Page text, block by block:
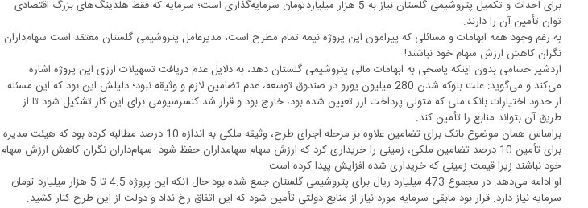
برای احداث و تکمیل پتروشیمی گلستان نیاز به 5 هزار میلیاردتومان سرمایه‌گذاری است؛ سرمایه‌ که فقط هلدینگ‌های بزرگ اقتصادی
توان تأمین آن را دارند.
به رغم وجود همه ابهامات و مسائلی که پیرامون این پروژه نیمه تمام مطرح است، مدیرعامل پتروشیمی گلستان معتقد است سهام‌داران
نگران کاهش ارزش سهام خود نباشند!
اردشیر حسامی بدون اینکه پاسخی به ابهامات مالی پتروشیمی گلستان دهد، به دلایل عدم دریافت تسهیلات ارزی این پروژه اشاره
می‌کند و می‌گوید: علت بلوکه شدن 280 میلیون یورو در صندوق توسعه، عدم تضامین لازم و وثیقه نبود؛ دلیلش این بود که این مسئله
از حدود اختیارات بانک ملی که متولی پرداخت ارز تعیین شده بود، خارج بود و قرار شد کنسرسیومی برای این کار تشکیل شود تا از
طریق آن بتواند منابع را تأمین کند.
براساس همان موضوع بانک برای تضامین علاوه‎ بر مرحله اجرای طرح، وثیقه ملکی به اندازه 10 درصد مطالبه کرده بود که هیئت مدیره
برای تأمین 10 درصد تضامین ملکی، زمینی را خریداری کرد که ارزش سهام سهام‎داران حفظ شود. سهام‌داران نگران کاهش ارزش سهام
خود نباشند زیرا قیمت زمینی که خریداری شده افزایش پیدا کرده است.
او ادامه می‌دهد: در مجموع 473 میلیارد ریال برای پتروشیمی گلستان جمع شده بود حال آنکه این پروژه 4.5 تا 5 هزار میلیارد تومان
سرمایه نیاز دارد. قرار بود مابقی سرمایه مورد نیاز از منابع دولتی تأمین شود که این اتفاق رخ نداد و دولت از این طرح کنار کشید.